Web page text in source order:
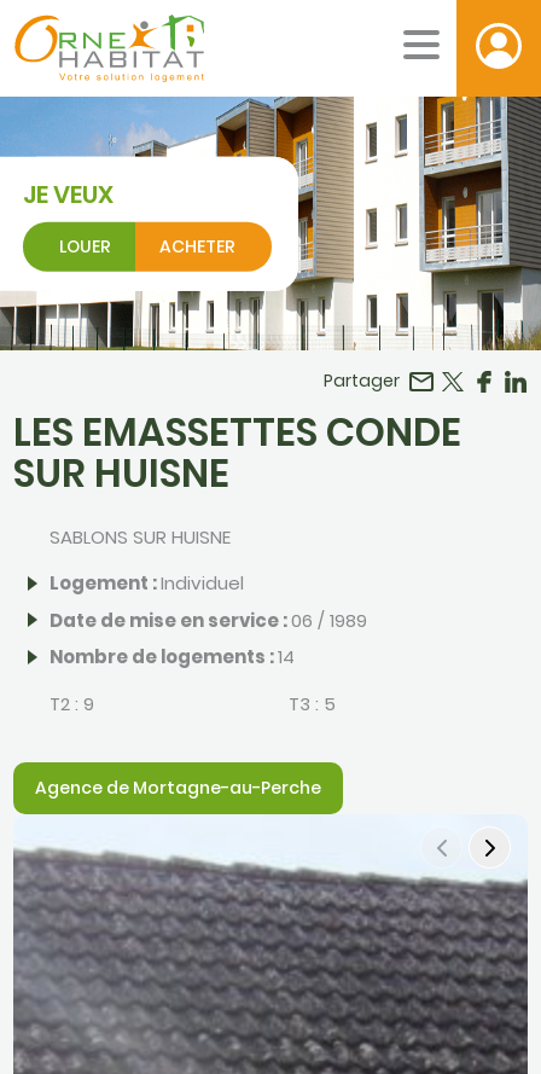
JE VEUX
LOUER ACHETER
Partager
LES EMASSETTES CONDE
SUR HUISNE
SABLONS SUR HUISNE
Logement :Individuel
Date de mise en service :06 / 1989
Nombre de logements :14
T2 : 9 T3 : 5
Agence de Mortagne-au-Perche